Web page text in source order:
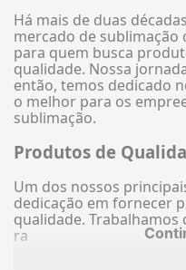
Há mais de duas
mercado de
para quem busca
qualidade. Nossa
então, temos dedicado
o melhor para os
sublimação.
Produtos de
Um dos nossos
dedicação em fornecer
qualidade.
ra